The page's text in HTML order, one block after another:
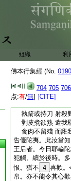
組織 利
佛本行集經 (No.
704 705 706
点:有/無] [CITE]
殘。時王子婦取水
今在何處。王子報
婦不信。何忽如是
終。時諸大臣即迎
訖。所得衆寶。及
物。皆悉與妃。其
以持賜妃。何故顏
其夫人即説偈頌。
執箭或持刀 射殺
剥皮煮欲熟 遣我
食肉不留殘 而誑
告優陀夷。此汝當
王后者。今日耶輸
犯觸。續於後時。
恨。猶不 4 喜歡。
帛。亦不能令其心